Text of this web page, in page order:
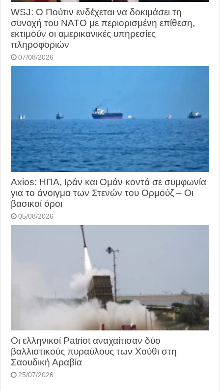
WSJ: Ο Πούτιν ενδέχεται να δοκιμάσει τη
συνοχή του ΝΑΤΟ με περιορισμένη επίθεση,
εκτιμούν οι αμερικανικές υπηρεσίες
πληροφοριών
07/08/2026
Axios: ΗΠΑ, Ιράν και Ομάν κοντά σε συμφωνία
για το άνοιγμα των Στενών του Ορμούζ – Οι
βασικοί όροι
05/08/2026
Οι ελληνικοί Patriot αναχαίτισαν δύο
βαλλιστικούς πυραύλους των Χούθι στη
Σαουδική Αραβία
25/07/2026